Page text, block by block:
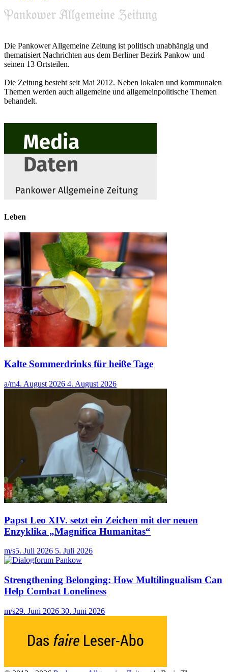
Die Pankower Allgemeine Zeitung ist politisch unabhängig und
thematisiert Nachrichten aus dem Berliner Bezirk Pankow und
seinen 13 Ortsteilen.
Die Zeitung besteht seit Mai 2012. Neben lokalen und kommunalen
Themen werden auch allgemeine und allgemeinpolitische Themen
behandelt.
Leben
Kalte Sommerdrinks für heiße Tage
a/m4. August 2026 4. August 2026
Papst Leo XIV. setzt ein Zeichen mit der neuen
Enzyklika „Magnifica Humanitas“
m/s5. Juli 2026 5. Juli 2026
Strengthening Belonging: How Multilingualism Can
Help Combat Loneliness
m/s29. Juni 2026 30. Juni 2026